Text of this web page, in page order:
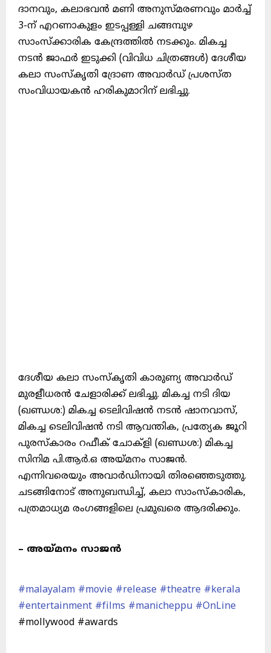
ദാനവും, കലാഭവൻ മണി അനുസ്മരണവും മാർച്ച്
3-ന് എറണാകുളം ഇടപ്പള്ളി ചങ്ങമ്പുഴ
സാംസ്ക്കാരിക കേന്ദ്രത്തിൽ നടക്കും. മികച്ച
നടൻ ജാഫർ ഇടുക്കി (വിവിധ ചിത്രങ്ങൾ) ദേശീയ
കലാ സംസ്കൃതി ദ്രോണ അവാർഡ് പ്രശസ്ത
സംവിധായകൻ ഹരികുമാറിന് ലഭിച്ചു.
ദേശീയ കലാ സംസ്കൃതി കാരുണ്യ അവാർഡ്
മുരളീധരൻ ചേളാരിക്ക് ലഭിച്ചു. മികച്ച നടി ദിയ
(ഖണ്ഡശ:) മികച്ച ടെലിവിഷൻ നടൻ ഷാനവാസ്,
മികച്ച ടെലിവിഷൻ നടി ആവന്തിക, പ്രത്യേക ജൂറി
പുരസ്കാരം റഫീക് ചോക്ളി (ഖണ്ഡശ:) മികച്ച
സിനിമ പി.ആർ.ഒ അയ്മനം സാജൻ.
എന്നിവരെയും അവാർഡിനായി തിരഞ്ഞെടുത്തു.
ചടങ്ങിനോട് അനുബന്ധിച്ച്, കലാ സാംസ്കാരിക,
പത്രമാധ്യമ രംഗങ്ങളിലെ പ്രമുഖരെ ആദരിക്കും.
– അയ്മനം സാജൻ
#malayalam #movie #release #theatre #kerala
#entertainment #films #manicheppu #OnLine
#mollywood #awards